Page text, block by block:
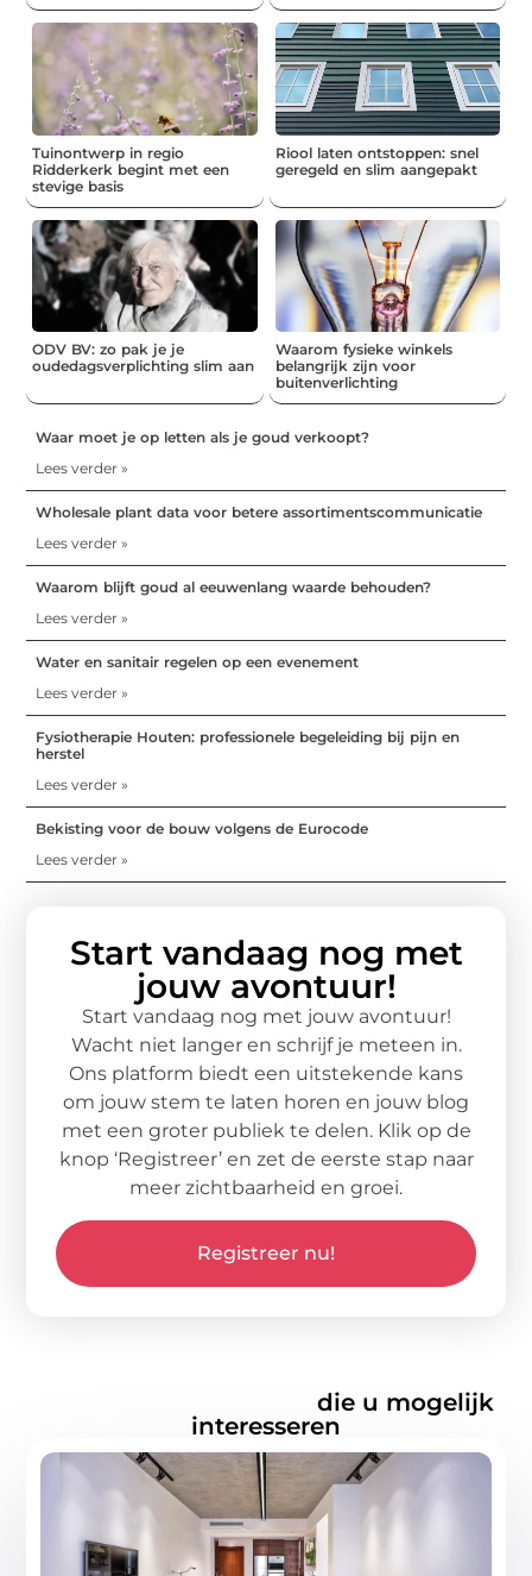
Tuinontwerp in regio
Ridderkerk begint met een
stevige basis
Riool laten ontstoppen: snel
geregeld en slim aangepakt
ODV BV: zo pak je je
oudedagsverplichting slim aan
Waarom fysieke winkels
belangrijk zijn voor
buitenverlichting
Waar moet je op letten als je goud verkoopt?
Lees verder »
Wholesale plant data voor betere assortimentscommunicatie
Lees verder »
Waarom blijft goud al eeuwenlang waarde behouden?
Lees verder »
Water en sanitair regelen op een evenement
Lees verder »
Fysiotherapie Houten: professionele begeleiding bij pijn en
herstel
Lees verder »
Bekisting voor de bouw volgens de Eurocode
Lees verder »
Start vandaag nog met
jouw avontuur!
Start vandaag nog met jouw avontuur!
Wacht niet langer en schrijf je meteen in.
Ons platform biedt een uitstekende kans
om jouw stem te laten horen en jouw blog
met een groter publiek te delen. Klik op de
knop ‘Registreer’ en zet de eerste stap naar
meer zichtbaarheid en groei.
Registreer nu!
die u mogelijk
interesseren